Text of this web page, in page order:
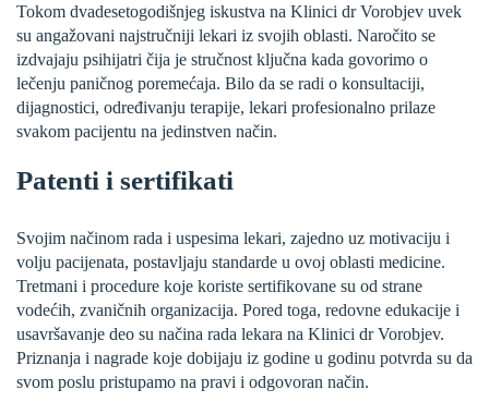
Tokom dvadesetogodišnjeg iskustva na Klinici dr Vorobjev uvek
su angažovani najstručniji lekari iz svojih oblasti. Naročito se
izdvajaju psihijatri čija je stručnost ključna kada govorimo o
lečenju paničnog poremećaja. Bilo da se radi o konsultaciji,
dijagnostici, određivanju terapije, lekari profesionalno prilaze
svakom pacijentu na jedinstven način.
Patenti i sertifikati
Svojim načinom rada i uspesima lekari, zajedno uz motivaciju i
volju pacijenata, postavljaju standarde u ovoj oblasti medicine.
Tretmani i procedure koje koriste sertifikovane su od strane
vodećih, zvaničnih organizacija. Pored toga, redovne edukacije i
usavršavanje deo su načina rada lekara na Klinici dr Vorobjev.
Priznanja i nagrade koje dobijaju iz godine u godinu potvrda su da
svom poslu pristupamo na pravi i odgovoran način.